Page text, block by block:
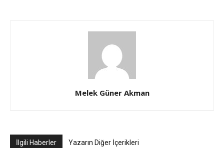
Melek Güner Akman
İlgili Haberler Yazarın Diğer İçerikleri